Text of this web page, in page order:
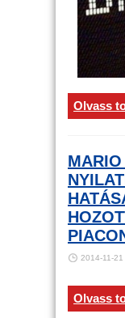
Olvass
2014-11-21
Olvass